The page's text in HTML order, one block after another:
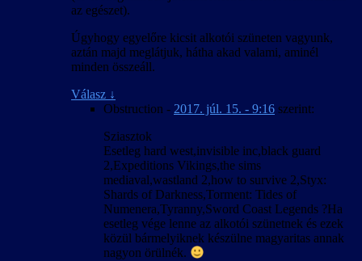
az egészet).
Úgyhogy egyelőre kicsit alkotói szüneten vagyunk,
aztán majd meglátjuk, hátha akad valami, aminél
minden összeáll.
Válasz ↓
Obstruction - 2017. júl. 15. - 9:16 szerint:
Sziasztok
Esetleg hard west,invisible inc,black guard
2,Expeditions Vikings,the sims
mediaval,wastland 2,how to survive 2,Styx:
Shards of Darkness,Torment: Tides of
Numenera,Tyranny,Sword Coast Legends ?Ha
esetleg vége lenne az alkotói szünetnek és ezek
közül bármelyiknek készülne magyaritas annak
nagyon örülnék.